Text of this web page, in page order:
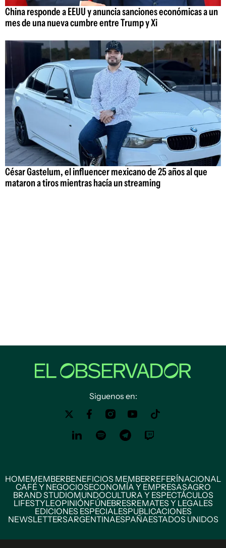
China responde a EEUU y anuncia sanciones económicas a un
mes de una nueva cumbre entre Trump y Xi
César Gastelum, el influencer mexicano de 25 años al que
mataron a tiros mientras hacía un streaming
Siguenos en:
HOMEMEMBERBENEFICIOS MEMBERREFERÍNACIONAL
CAFÉ Y NEGOCIOSECONOMÍA Y EMPRESASAGRO
BRAND STUDIOMUNDOCULTURA Y ESPECTÁCULOS
LIFESTYLEOPINIÓNFÚNEBRESREMATES Y LEGALES
EDICIONES ESPECIALESPUBLICACIONES
NEWSLETTERSARGENTINAESPAÑAESTADOS UNIDOS